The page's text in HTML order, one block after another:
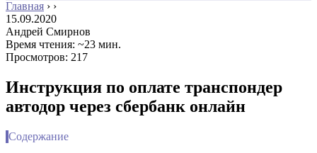
Главная › ›
15.09.2020
Андрей Смирнов
Время чтения: ~23 мин.
Просмотров: 217
Инструкция по оплате транспондер
автодор через сбербанк онлайн
Содержание